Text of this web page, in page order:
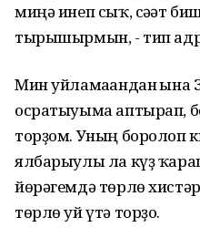
миңә инеп сыҡ, сәғәт
тырышырмын, - тип
Мин уйламағандан ғына
осратыуыма аптырап,
торҙом. Уның боролоп
ялбарыулы ла күҙ
йөрәгемдә төрлө
төрлө уй үтә торҙо.